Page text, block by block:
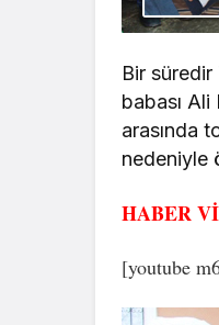
Bir
babası
arasında
nedeniyle
HABER
[youtube